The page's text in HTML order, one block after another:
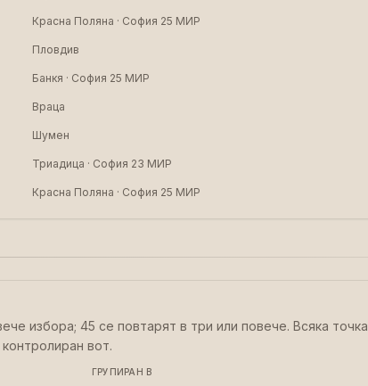
Красна Поляна · София 25 МИР
Пловдив
Банкя · София 25 МИР
Враца
Шумен
Триадица · София 23 МИР
Красна Поляна · София 25 МИР
избора; 45 се повтарят в три или повече. Всяка
вот.
ГРУПИРАН В